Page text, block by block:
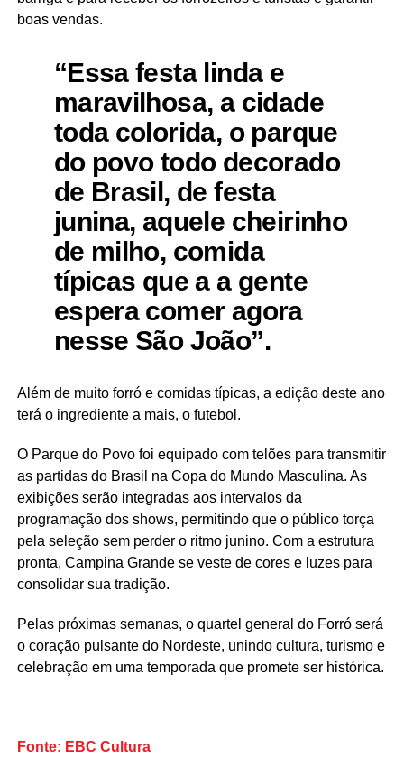
boas vendas.
“Essa festa linda e
maravilhosa, a cidade
toda colorida, o parque
do povo todo decorado
de Brasil, de festa
junina, aquele cheirinho
de milho, comida
típicas que a a gente
espera comer agora
nesse São João”.
Além de muito forró e comidas típicas, a edição deste ano
terá o ingrediente a mais, o futebol.
O Parque do Povo foi equipado com telões para transmitir
as partidas do Brasil na Copa do Mundo Masculina. As
exibições serão integradas aos intervalos da
programação dos shows, permitindo que o público torça
pela seleção sem perder o ritmo junino. Com a estrutura
pronta, Campina Grande se veste de cores e luzes para
consolidar sua tradição.
Pelas próximas semanas, o quartel general do Forró será
o coração pulsante do Nordeste, unindo cultura, turismo e
celebração em uma temporada que promete ser histórica.
Fonte: EBC Cultura